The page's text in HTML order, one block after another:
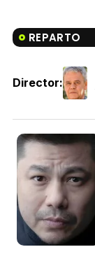
REPARTO
Director: